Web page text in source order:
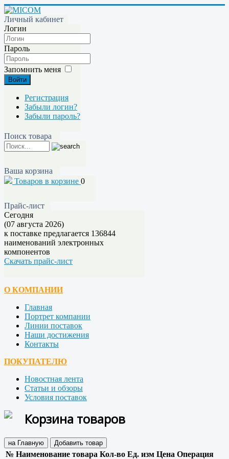
Личный кабинет
Логин
Пароль
Запомнить меня
Войти
Регистрация
Забыли логин?
Забыли пароль?
Поиск товара
Ваша корзина
Товаров в корзине 0
Прайс-лист
Сегодня
(07 августа 2026)
к поставке предлагается 136844
наименований электронных
компонентов
Скачать прайс-лист
О КОМПАНИИ
Главная
Портрет компании
Линии поставок
Наши достижения
Контакты
ПОКУПАТЕЛЮ
Новостная лента
Статьи и обзоры
Условия поставок
Корзина товаров
на Главную Добавить товар
№ Наименование товара Кол-во Ед. изм Цена Операция